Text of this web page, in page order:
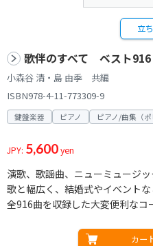
立
歌伴のすべて ベスト
小森谷 清・島 由季 共編
ISBN978-4-11-773309-9
鍵盤楽器 ピアノ ピアノ/曲集（ポ
JPY: 5,600yen
演歌、歌謡曲、ニューミュージ
歌と幅広く、結婚式やイベント
全916曲を収録した大変便利なコ
カー